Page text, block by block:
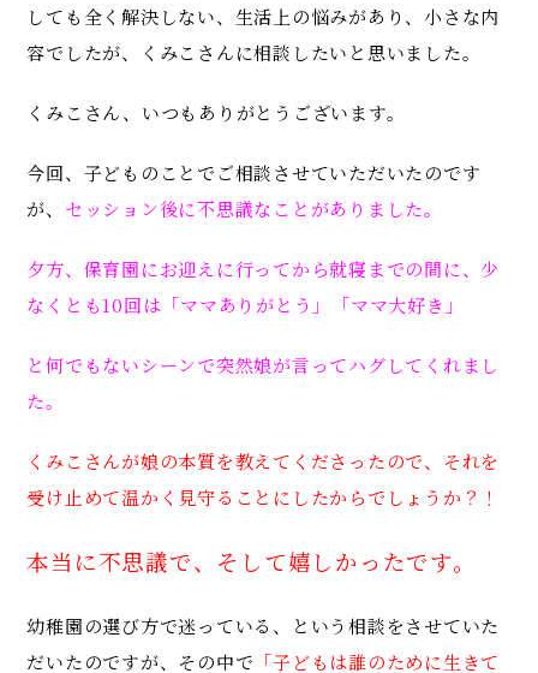
しても全く解決しない、生活上の悩みがあり、小さな内
容でしたが、くみこさんに相談したいと思いました。
くみこさん、いつもありがとうございます。
今回、子どものことでご相談させていただいたのです
が、 セッション後に不思議なことがありました。
夕方、保育園にお迎えに行ってから就寝までの間に、少
なくとも10回は「ママありがとう」「ママ大好き」
と何でもないシーンで突然娘が言ってハグしてくれまし
た。
くみこさんが娘の本質を教えてくださったので、それを
受け止めて温かく見守ることにしたからでしょうか？！
本当に不思議で、そして嬉しかったです。
幼稚園の選び方で迷っている、という相談をさせていた
だいたのですが、その中で 「子どもは誰のために生きて